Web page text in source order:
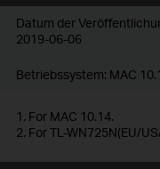
Datum der
2019-06-06
Betriebssystem: MAC
1. For MAC 10.14.
2. For TL-WN725N(EU/